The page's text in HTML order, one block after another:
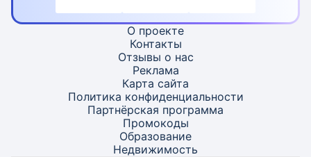
О проекте
Контакты
Отзывы о нас
Реклама
Карта сайта
Политика конфиденциальности
Партнёрская программа
Промокоды
Образование
Недвижимость